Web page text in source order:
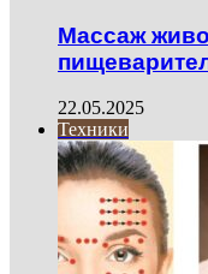
Массаж
22.05.2025
Техники